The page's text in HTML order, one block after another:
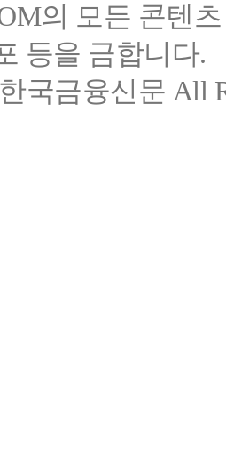
의 모든 콘텐
등을 금합니다.
국금융신문 All